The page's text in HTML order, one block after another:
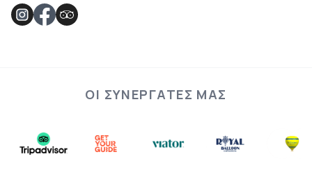
ΟΙ ΣΥΝΕΡΓΆΤΕΣ ΜΑΣ